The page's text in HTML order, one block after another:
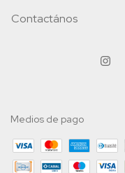
Contactános
Medios de pago